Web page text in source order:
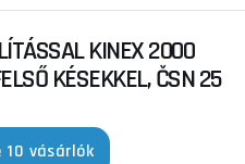
KINEX 2000
KÉSEKKEL, ČSN 25
vásárlók